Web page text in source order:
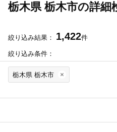
栃木県 栃木市の詳細
絞り込み結果： 1,422件
絞り込み条件：
栃木県 栃木市